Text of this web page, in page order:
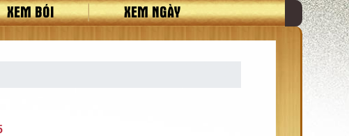
XEM BÓI XEM NGÀY